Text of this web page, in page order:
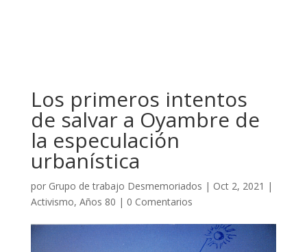
Los primeros intentos
de salvar a Oyambre de
la especulación
urbanística
por Grupo de trabajo Desmemoriados | Oct 2, 2021 |
Activismo, Años 80 | 0 Comentarios